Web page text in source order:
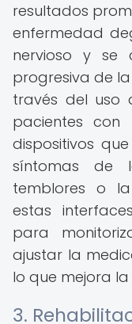
resultados
enfermedad
nervioso y se
progresiva de
través del uso
pacientes con
dispositivos
síntomas de
temblores o la
estas
para
ajustar la
lo que mejora
3.